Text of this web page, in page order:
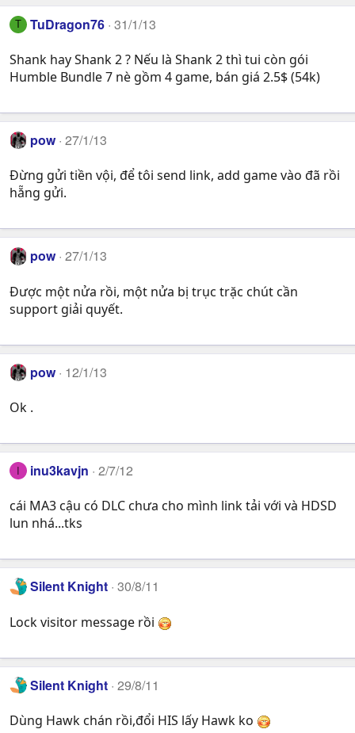
T TuDragon76 31/1/13
Shank hay Shank 2 ? Nếu là Shank 2 thì tui còn gói
Humble Bundle 7 nè gồm 4 game, bán giá 2.5$ (54k)
pow 27/1/13
Đừng gửi tiền vội, để tôi send link, add game vào đã rồi
hẵng gửi.
pow 27/1/13
Được một nửa rồi, một nửa bị trục trặc chút cần
support giải quyết.
pow 12/1/13
Ok .
inu3kavjn 2/7/12
cái MA3 cậu có DLC chưa cho mình link tải với và HDSD
lun nhá...tks
Silent Knight 30/8/11
Lock visitor message rồi
Silent Knight 29/8/11
Dùng Hawk chán rồi,đổi HIS lấy Hawk ko